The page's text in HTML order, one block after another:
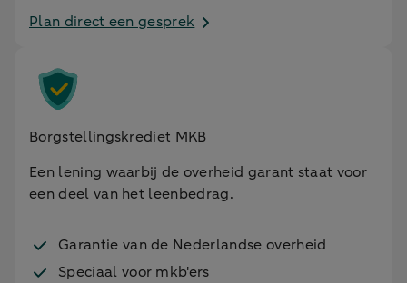
Plan direct een gesprek
Borgstellingskrediet MKB
Een lening waarbij de overheid garant staat voor
een deel van het leenbedrag.
Garantie van de Nederlandse overheid
Speciaal voor mkb'ers